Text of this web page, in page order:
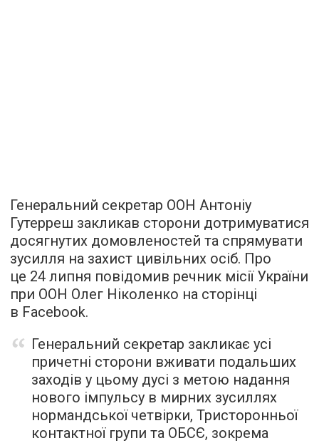
Генеральний секретар ООН Антоніу
Гутерреш закликав сторони дотримуватися
досягнутих домовленостей та спрямувати
зусилля на захист цивільних осіб. Про
це 24 липня повідомив речник місії України
при ООН Олег Ніколенко на сторінці
в Facebook.
Генеральний секретар закликає усі
причетні сторони вживати подальших
заходів у цьому дусі з метою надання
нового імпульсу в мирних зусиллях
нормандської четвірки, Тристоронньої
контактної групи та ОБСЄ, зокрема